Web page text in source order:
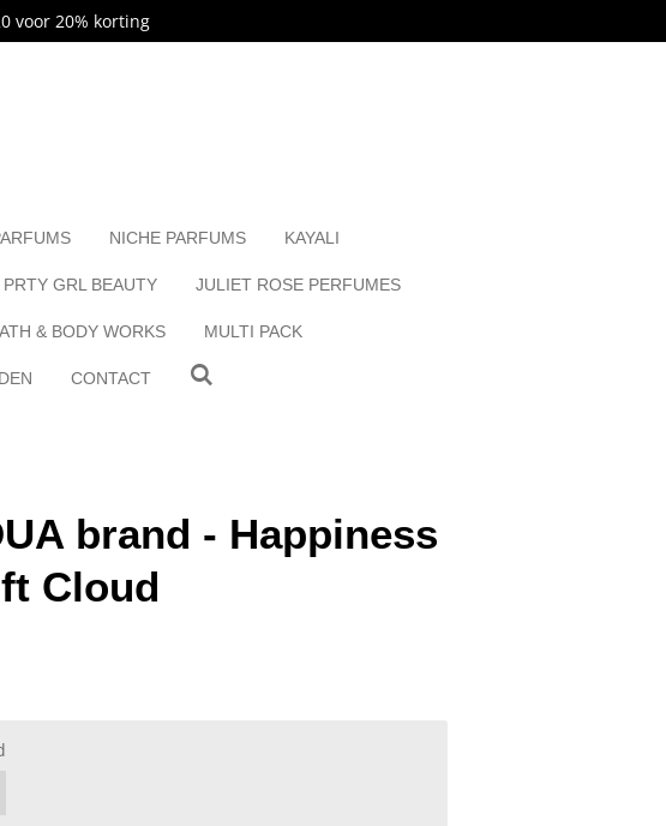
voor 20% korting
NICHE PARFUMS KAYALI
PRTY GRL BEAUTY JULIET ROSE PERFUMES
& BODY WORKS MULTI PACK
CONTACT
brand - Happiness
Cloud